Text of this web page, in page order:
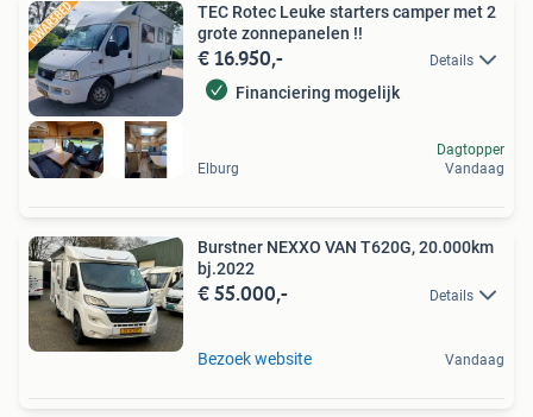
TEC Rotec Leuke starters camper met 2
grote zonnepanelen !!
€ 16.950,- Details
Financiering mogelijk
Elburg
Dagtopper
Vandaag
Burstner NEXXO VAN T620G, 20.000km
bj.2022
€ 55.000,- Details
Bezoek website Vandaag